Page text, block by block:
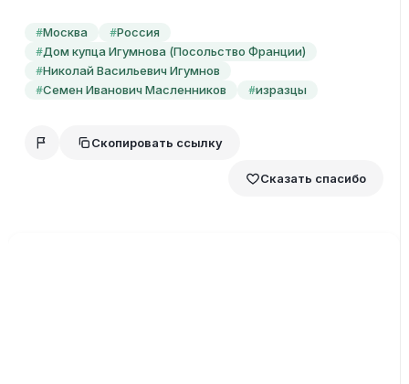
#Москва #Россия
#Дом купца Игумнова (Посольство Франции)
#Николай Васильевич Игумнов
#Семен Иванович Масленников #изразцы
Скопировать ссылку
Сказать спасибо